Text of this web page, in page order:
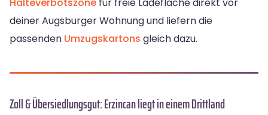
Halteverbotszone für freie Ladefläche direkt vor
deiner Augsburger Wohnung und liefern die
passenden Umzugskartons gleich dazu.
Zoll & Übersiedlungsgut: Erzincan liegt in einem Drittland